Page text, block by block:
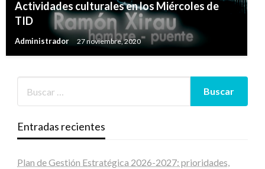
Actividades culturales en los Miércoles de
TID
Administrador 27 noviembre, 2020
Entradas recientes
Plan de Gestión Estratégica 2026-2027: prioridades,